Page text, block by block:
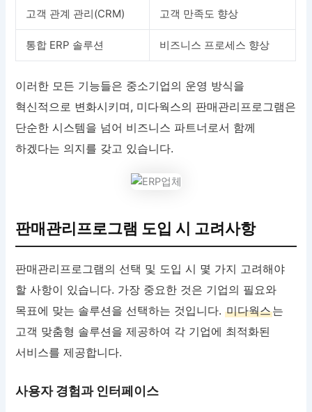
고객 관계 관리(CRM) 고객 만족도 향상
통합 ERP 솔루션 비즈니스 프로세스 향상
이러한 모든 기능들은 중소기업의 운영 방식을
혁신적으로 변화시키며, 미다웍스의 판매관리프로그램은
단순한 시스템을 넘어 비즈니스 파트너로서 함께
하겠다는 의지를 갖고 있습니다.
판매관리프로그램 도입 시 고려사항
판매관리프로그램의 선택 및 도입 시 몇 가지 고려해야
할 사항이 있습니다. 가장 중요한 것은 기업의 필요와
목표에 맞는 솔루션을 선택하는 것입니다.미다웍스는
고객 맞춤형 솔루션을 제공하여 각 기업에 최적화된
서비스를 제공합니다.
사용자 경험과 인터페이스